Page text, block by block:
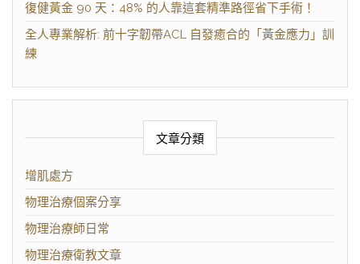
復健黃金 90 天：48% 的人靠這套精準路徑省下手術！
全人專業解析: 前十字韌帶ACL 自發癒合的「黃金應力」訓
練
文章分類
增肌處方
物理治療個案分享
物理治療師日常
物理治療衛教文章